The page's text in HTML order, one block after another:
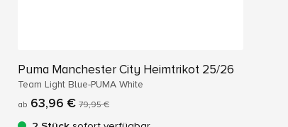
Puma Manchester City Heimtrikot 25/26
Team Light Blue-PUMA White
ab 63,96 € 79,95 €